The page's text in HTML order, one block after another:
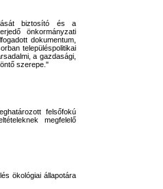
biztosító és a
önkormányzati
dokumentum,
településpolitikai
a gazdasági,
szerepe."
felsőfokú
megfelelő
ökológiai állapotára